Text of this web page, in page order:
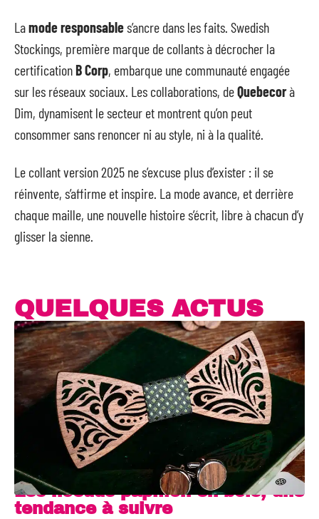
Lamode responsables’ancre dans les faits. Swedish
Stockings, première marque de collants à décrocher la
certificationB Corp, embarque une communauté engagée
sur les réseaux sociaux. Les collaborations, deQuebecorà
Dim, dynamisent le secteur et montrent qu’on peut
consommer sans renoncer ni au style, ni à la qualité.
Le collant version 2025 ne s’excuse plus d’exister : il se
réinvente, s’affirme et inspire. La mode avance, et derrière
chaque maille, une nouvelle histoire s’écrit, libre à chacun d’y
glisser la sienne.
QUELQUES ACTUS
Les noeuds papillon en bois, une
tendance à suivre